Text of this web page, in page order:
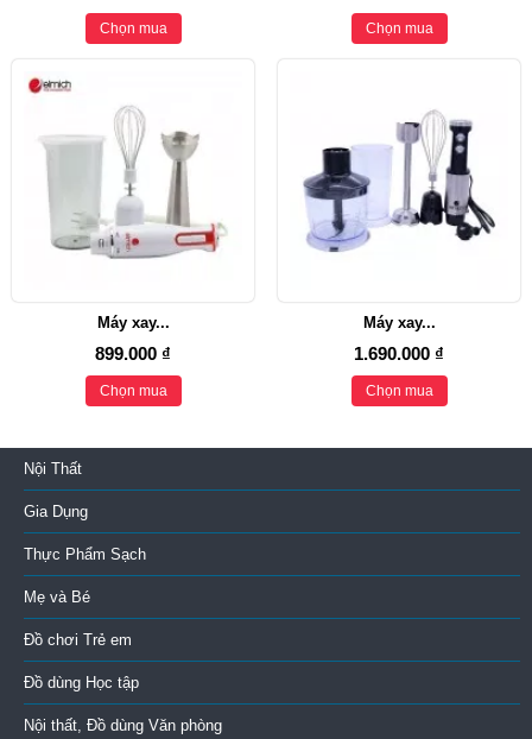
Chọn mua Chọn mua
Máy xay...
899.000 ₫
Chọn mua
Máy xay...
1.690.000 ₫
Chọn mua
Nội Thất
Gia Dụng
Thực Phẩm Sạch
Mẹ và Bé
Đồ chơi Trẻ em
Đồ dùng Học tập
Nội thất, Đồ dùng Văn phòng